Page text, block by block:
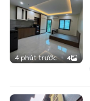
4 phút trước 4